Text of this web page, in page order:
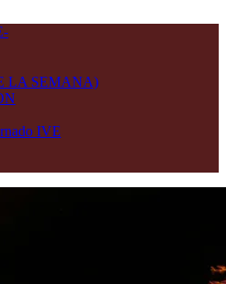
LA SEMANA)
IVE